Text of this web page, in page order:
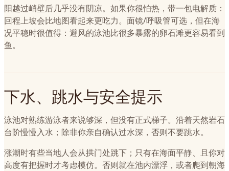
阳越过峭壁后几乎没有阴凉。如果你很怕热，带一包电解质：
回程上坡会比地图看起来更吃力。面镜/呼吸管可选，但在海
况平稳时很值得：避风的泳池比很多暴露的卵石滩更容易看到
鱼。
下水、跳水与安全提示
泳池对熟练游泳者来说够深，但没有正式梯子。沿着天然岩石
台阶慢慢入水；除非你亲自确认过水深，否则不要跳水。
涨潮时有些当地人会从拱门处跳下；只有在海面平静、且你对
高度有把握时才考虑模仿。否则就在池内漂浮，或者爬到朝海